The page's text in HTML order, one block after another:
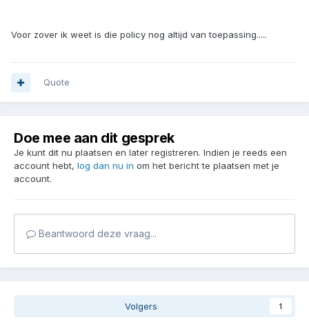
Voor zover ik weet is die policy nog altijd van toepassing.....
Quote
Doe mee aan dit gesprek
Je kunt dit nu plaatsen en later registreren. Indien je reeds een
account hebt, log dan nu in om het bericht te plaatsen met je
account.
Beantwoord deze vraag...
Volgers 1